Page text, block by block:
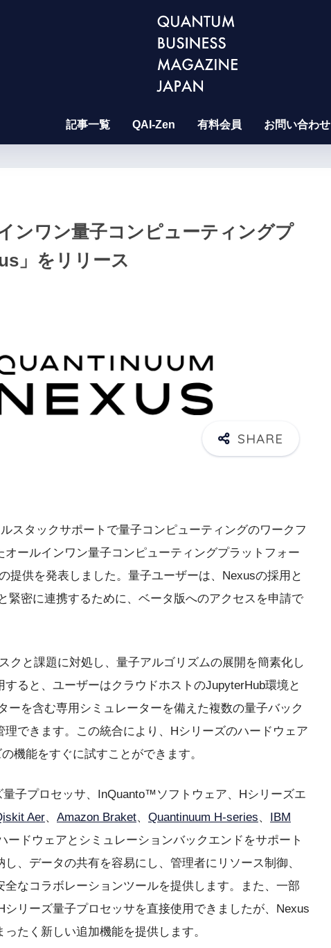
記事一覧 QAI-Zen 有料会員 お問い合わせ
ンワン量子コンピューティングプ
」をリリース
スタックサポートで量子コンピューティングのワークフ
ールインワン量子コンピューティングプラットフォー
提供を発表しました。量子ユーザーは、Nexusの採用と
緊密に連携するために、ベータ版へのアクセスを申請で
クと課題に対処し、量子アルゴリズムの展開を簡素化し
ると、ユーザーはクラウドホストのJupyterHub環境と
ーを含む専用シミュレーターを備えた複数の量子バック
できます。この統合により、Hシリーズのハードウェア
機能をすぐに試すことができます。
量子プロセッサ、InQuanto™ソフトウェア、Hシリーズエ
Aer、 Amazon Braket、 Quantinuum H-series、
IBM
ードウェアとシミュレーションバックエンドをサポート
、データの共有を容易にし、管理者にリソース制御、
なコラボレーションツールを提供します。また、一部
リーズ量子プロセッサを直接使用できましたが、Nexus
たく新しい追加機能を提供します。